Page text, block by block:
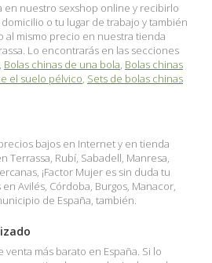
en nuestro sexshop online y recibirlo
o tu lugar de trabajo y también
al mismo precio en nuestra tienda
Lo encontrarás en las secciones
, Bolas chinas de una bola, Bolas chinas
el suelo pélvico, Sets de bolas chinas
bajos en Internet y en tienda
Terrassa, Rubí, Sabadell, Manresa,
¡Factor Mujer es sin duda tu
Avilés, Córdoba, Burgos, Manacor,
de España, también.
más barato en España. Si lo